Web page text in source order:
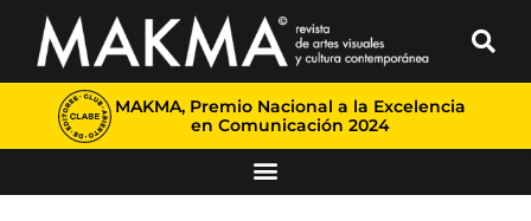
MAKMA, Premio Nacional a la Excelencia
en Comunicación 2024